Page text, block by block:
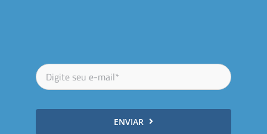
ENVIAR